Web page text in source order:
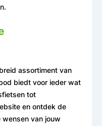
assortiment van
biedt voor ieder wat
tot
en ontdek de
van jouw